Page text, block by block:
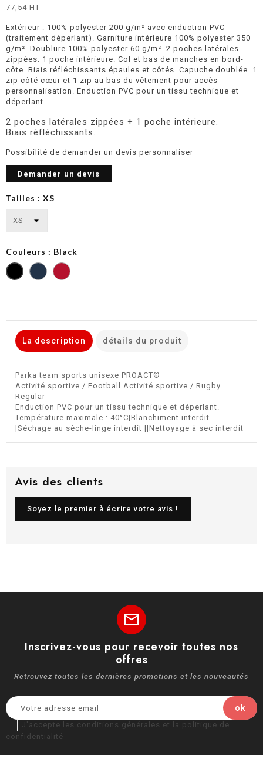
77,54 HT
Extérieur : 100% polyester 200 g/m² avec enduction PVC
(traitement déperlant). Garniture intérieure 100% polyester 350
g/m². Doublure 100% polyester 60 g/m². 2 poches latérales
zippées. 1 poche intérieure. Col et bas de manches en bord-
côte. Biais réfléchissants épaules et côtés. Capuche doublée. 1
zip côté cœur et 1 zip au bas du vêtement pour accès
personnalisation. Enduction PVC pour un tissu technique et
déperlant.
2 poches latérales zippées + 1 poche intérieure.
Biais réfléchissants.
Possibilité de demander un devis personnaliser
Demander un devis
Tailles : XS
Couleurs : Black
La description détails du produit
Parka team sports unisexe PROACT®
Activité sportive / Football Activité sportive / Rugby
Regular
Enduction PVC pour un tissu technique et déperlant.
Température maximale : 40°C|Blanchiment interdit
|Séchage au sèche-linge interdit ||Nettoyage à sec interdit
Avis des clients
Soyez le premier à écrire votre avis !
mail
Inscrivez-vous pour recevoir toutes nos
offres
Retrouvez toutes les dernières promotions et les nouveautés
J'accepte les conditions générales et la politique de
confidentialité